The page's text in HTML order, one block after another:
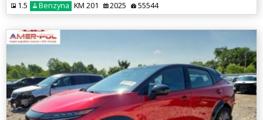
1.5 Benzyna KM 201 2025 55544